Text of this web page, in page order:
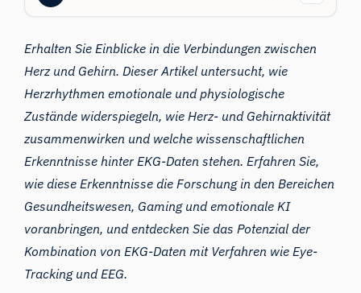
Erhalten Sie Einblicke in die Verbindungen zwischen
Herz und Gehirn. Dieser Artikel untersucht, wie
Herzrhythmen emotionale und physiologische
Zustände widerspiegeln, wie Herz- und Gehirnaktivität
zusammenwirken und welche wissenschaftlichen
Erkenntnisse hinter EKG-Daten stehen. Erfahren Sie,
wie diese Erkenntnisse die Forschung in den Bereichen
Gesundheitswesen, Gaming und emotionale KI
voranbringen, und entdecken Sie das Potenzial der
Kombination von EKG-Daten mit Verfahren wie Eye-
Tracking und EEG.